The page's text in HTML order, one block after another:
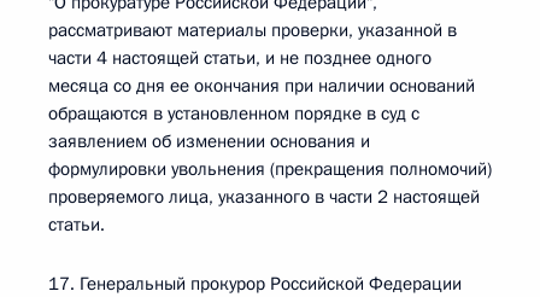
рассматривают материалы проверки, указанной в
части 4 настоящей статьи, и не позднее одного
месяца со дня ее окончания при наличии оснований
обращаются в установленном порядке в суд с
заявлением об изменении основания и
формулировки увольнения (прекращения полномочий)
проверяемого лица, указанного в части 2 настоящей
статьи.
17. Генеральный прокурор Российской Федерации